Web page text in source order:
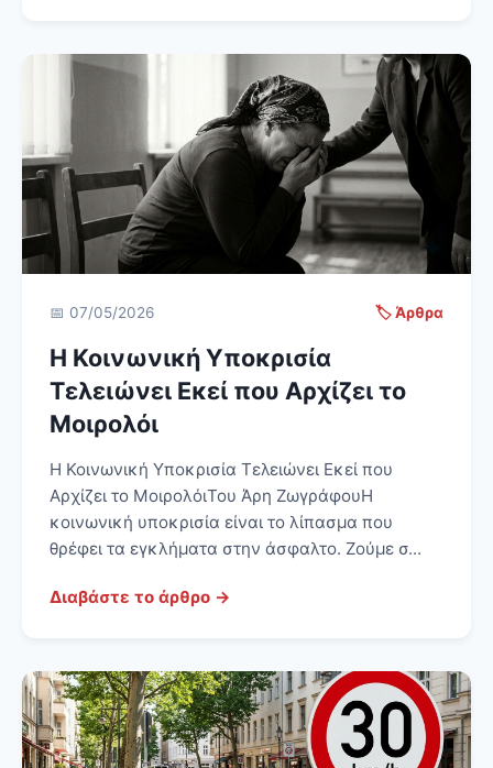
📅 07/05/2026 🏷️ Άρθρα
Η Κοινωνική Υποκρισία
Τελειώνει Εκεί που Αρχίζει το
Μοιρολόι
Η Κοινωνική Υποκρισία Τελειώνει Εκεί που
Αρχίζει το ΜοιρολόιΤου Άρη ΖωγράφουΗ
κοινωνική υποκρισία είναι το λίπασμα που
θρέφει τα εγκλήματα στην άσφαλτο. Ζούμε σ...
Διαβάστε το άρθρο →